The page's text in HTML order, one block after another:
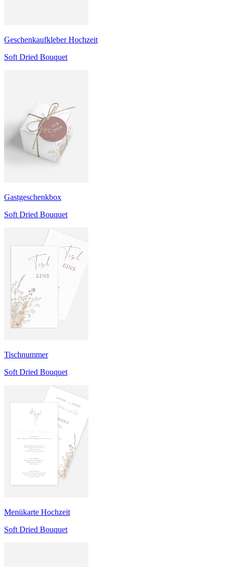
Geschenkaufkleber Hochzeit
Soft Dried Bouquet
Gastgeschenkbox
Soft Dried Bouquet
Tischnummer
Soft Dried Bouquet
Menükarte Hochzeit
Soft Dried Bouquet